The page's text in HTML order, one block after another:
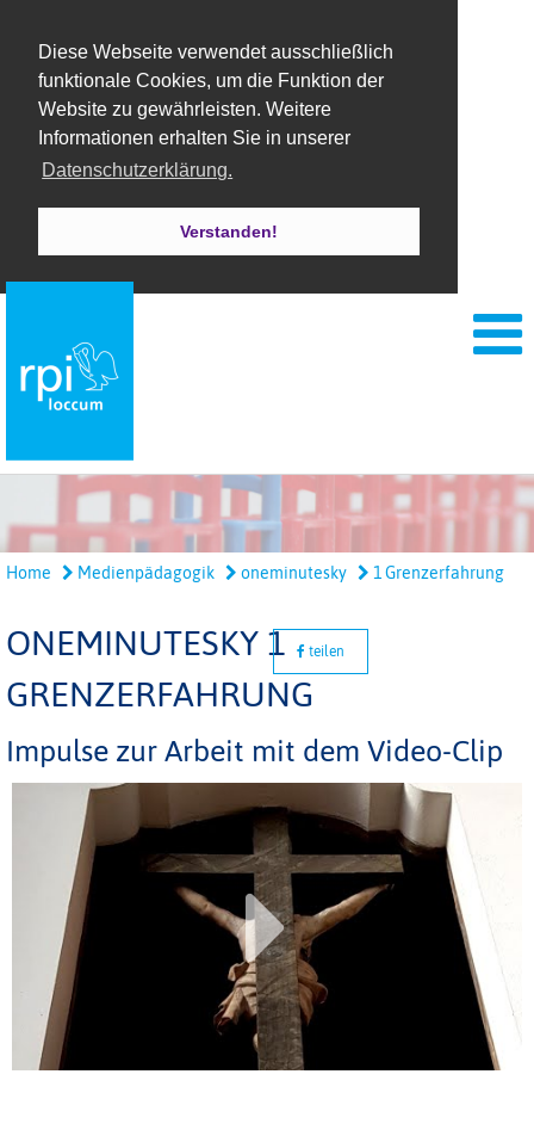
Diese Webseite verwendet ausschließlich
funktionale Cookies, um die Funktion der
Website zu gewährleisten. Weitere
Informationen erhalten Sie in unserer
Datenschutzerklärung.
Verstanden!
Home Medienpädagogik oneminutesky 1 Grenzerfahrung
ONEMINUTESKY 1
GRENZERFAHRUNG
teilen
Impulse zur Arbeit mit dem Video-Clip
Play
Video